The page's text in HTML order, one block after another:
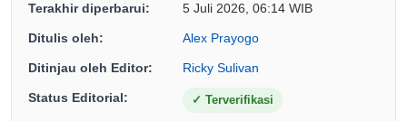
Terakhir diperbarui: 5 Juli 2026, 06:14 WIB
Ditulis oleh: Alex Prayogo
Ditinjau oleh Editor: Ricky Sulivan
Status Editorial: ✓ Terverifikasi